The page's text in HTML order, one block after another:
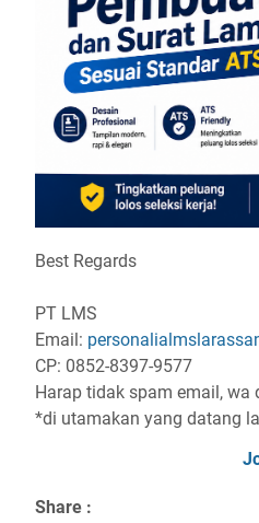
Best Regards
PT LMS
Email:
CP: 0852-8397-9577
Harap tidak spam email, wa
*di utamakan yang datang
Share :